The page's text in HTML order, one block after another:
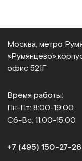
Москва, метро
«Румянцево»,
офис 521Г
Время работы:
Пн-Пт: 8:00-19:00
Сб-Вс: 11:00-15:00
+7 (495) 150‑27‑26